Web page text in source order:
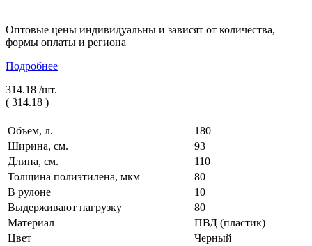
Оптовые цены индивидуальны и зависят от количества,
формы оплаты и региона
Подробнее
314.18 /шт.
( 314.18 )
Объем, л.
180
Ширина, см.
93
Длина, см.
110
Толщина полиэтилена, мкм
80
В рулоне
10
Выдерживают нагрузку
80
Материал
ПВД (пластик)
Цвет
Черный